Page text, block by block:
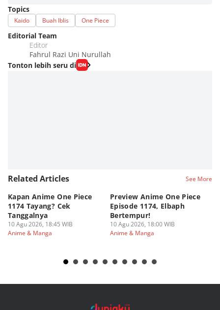
Topics
Kaido Buah Iblis One Piece
Editorial Team
Editor
Fahrul Razi Uni Nurullah
Tonton lebih seru di
Related Articles See More
Kapan Anime One Piece
1174 Tayang? Cek
Tanggalnya
10 Agu 2026, 18:45 WIB
Anime & Manga
Preview Anime One Piece
Episode 1174, Elbaph
Bertempur!
10 Agu 2026, 18:00 WIB
Anime & Manga